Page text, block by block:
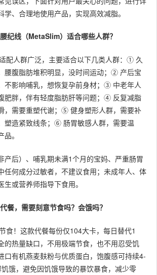
、合理地使用产品，实现高效减脂。
纪线（MetaSlim）适合哪些人群？
配人群广泛，主要适合以下几类人群：① 久
腰腹脂肪堆积明显，没时间运动；② 产后宝
不影响哺乳，想恢复孕前身材；③ 中老年人
肥胖，伴有轻度脂肪肝等问题；④ 反复减脂
，需要重塑代谢；⑤ 健身塑形人群，需要补
塑造紧致线条；⑥ 肠胃敏感人群，需要温
。
产后）、哺乳期未满1个月的宝妈、严重肠胃
任何成分过敏者，不建议食用；未成年人、体
或营养师指导下食用。
餐，需要刻意节食吗？会饿吗？
食！这款代餐每份仅104大卡，每日替代1
的热量缺口，不用极端节食，也不用忍受饥
口有机燕麦麸粉与优质蛋白，饱腹感可持续4-
饿，避免因饥饿导致的暴饮暴食，减少零